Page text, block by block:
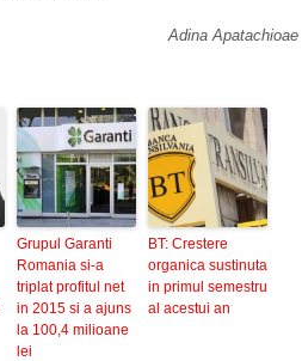
Adina Apatachioae
Grupul Garanti
Romania si-a
triplat profitul net
in 2015 si a ajuns
la 100,4 milioane
lei
BT: Crestere
organica sustinuta
in primul semestru
al acestui an